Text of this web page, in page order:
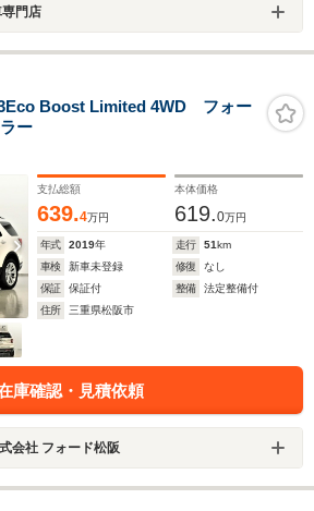
門店
Boost Limited 4WD フォー
ー
支払総額
639.4万円
本体価格
619.0万円
年式 2019年 走行 51km
車検
新車未登録 修復
なし
保証
保証付 整備
法定整備付
住所
三重県松阪市
庫確認・見積依頼
会社 フォード松阪